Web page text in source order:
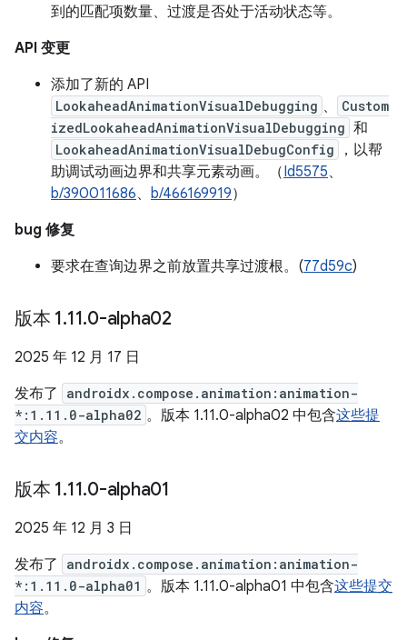
到的匹配项数量、过渡是否处于活动状态等。
API 变更
添加了新的 API
LookaheadAnimationVisualDebugging 、
Custom
izedLookaheadAnimationVisualDebugging 和
LookaheadAnimationVisualDebugConfig
，以帮
助调试动画边界和共享元素动画。（Id5575、
b/390011686、 b/466169919）
bug 修复
要求在查询边界之前放置共享过渡根。(77d59c)
版本 1.11.0-alpha02
2025 年 12 月 17 日
发布了
androidx.compose.animation:animation-
*:1.11.0-alpha02 。版本 1.11.0-alpha02 中包含这些提
交内容。
版本 1.11.0-alpha01
2025 年 12 月 3 日
发布了
androidx.compose.animation:animation-
*:1.11.0-alpha01 。版本 1.11.0-alpha01 中包含这些提交
内容。